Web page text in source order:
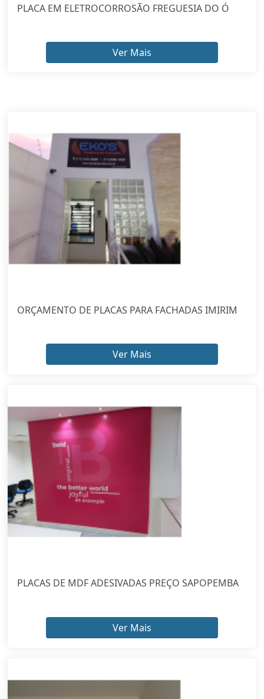
PLACA EM ELETROCORROSÃO FREGUESIA DO Ó
Ver Mais
ORÇAMENTO DE PLACAS PARA FACHADAS IMIRIM
Ver Mais
PLACAS DE MDF ADESIVADAS PREÇO SAPOPEMBA
Ver Mais